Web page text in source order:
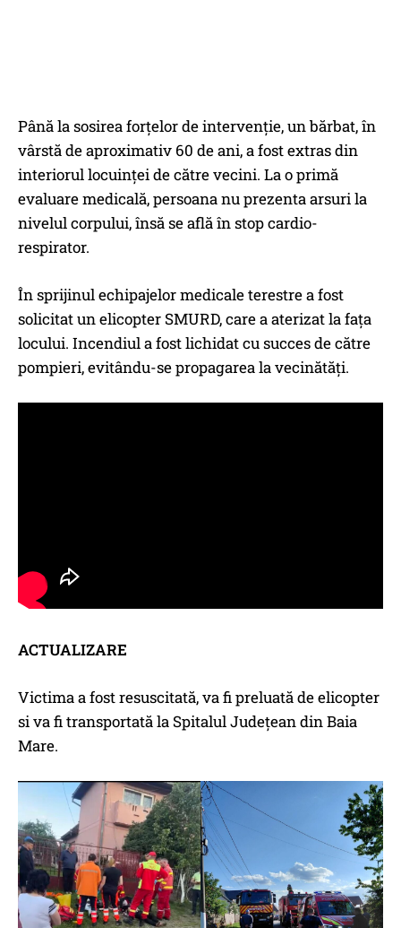
Până la sosirea forțelor de intervenție, un bărbat, în
vârstă de aproximativ 60 de ani, a fost extras din
interiorul locuinței de către vecini. La o primă
evaluare medicală, persoana nu prezenta arsuri la
nivelul corpului, însă se află în stop cardio-
respirator.
​În sprijinul echipajelor medicale terestre a fost
solicitat un elicopter SMURD, care a aterizat la fața
locului. ​Incendiul a fost lichidat cu succes de către
pompieri, evitându-se propagarea la vecinătăți.
ACTUALIZARE
Victima a fost resuscitată, va fi preluată de elicopter
si va fi transportată la Spitalul Județean din Baia
Mare.